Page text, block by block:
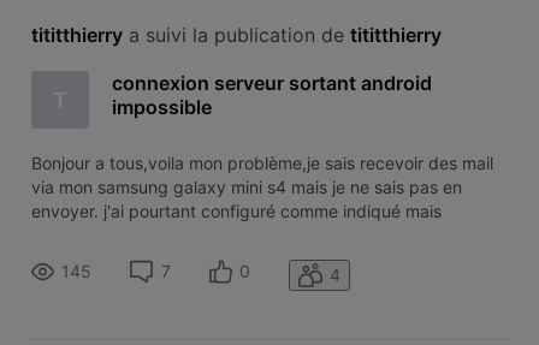
tititthierry a suivi la publication de tititthierry
T
connexion serveur sortant android
impossible
Bonjour a tous,voila mon problème,je sais recevoir des mail
via mon samsung galaxy mini s4 mais je ne sais pas en
envoyer. j'ai pourtant configuré comme indiqué mais
mon adresse mail est chez Brutele. qui peut m'aider
svp,merci d'avance
145 7 0 4